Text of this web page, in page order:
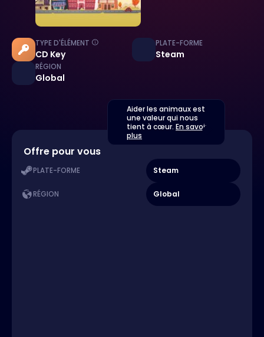
TYPE D'ÉLÉMENT
CD Key
PLATE-FORME
Steam
RÉGION
Global
Aider les animaux est
une valeur qui nous
tient à cœur. En savoir
plus
Offre pour vous
PLATE-FORME Steam
RÉGION Global